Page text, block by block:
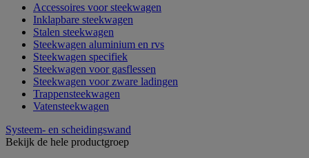
Accessoires voor steekwagen
Inklapbare steekwagen
Stalen steekwagen
Steekwagen aluminium en rvs
Steekwagen specifiek
Steekwagen voor gasflessen
Steekwagen voor zware ladingen
Trappensteekwagen
Vatensteekwagen
Systeem- en scheidingswand
Bekijk de hele productgroep